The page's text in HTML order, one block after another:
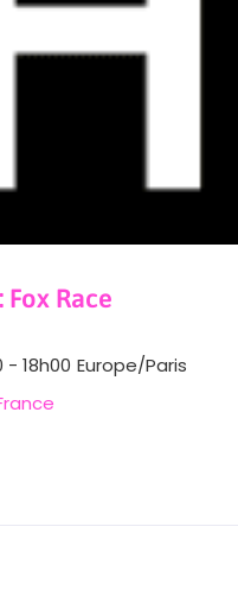
Race
- 18h00 Europe/Paris